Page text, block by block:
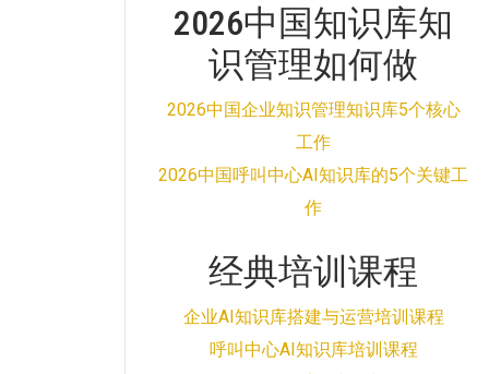
2026中国知识库知
识管理如何做
2026中国企业知识管理知识库5个核心
工作
2026中国呼叫中心AI知识库的5个关键工
作
经典培训课程
企业AI知识库搭建与运营培训课程
呼叫中心AI知识库培训课程